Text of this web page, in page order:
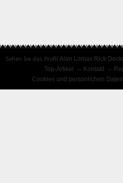
Sehen Sie das ProfilAlan Lomax Rick
Top-Artikel
Kontakt
Cookies und persönlichen Daten